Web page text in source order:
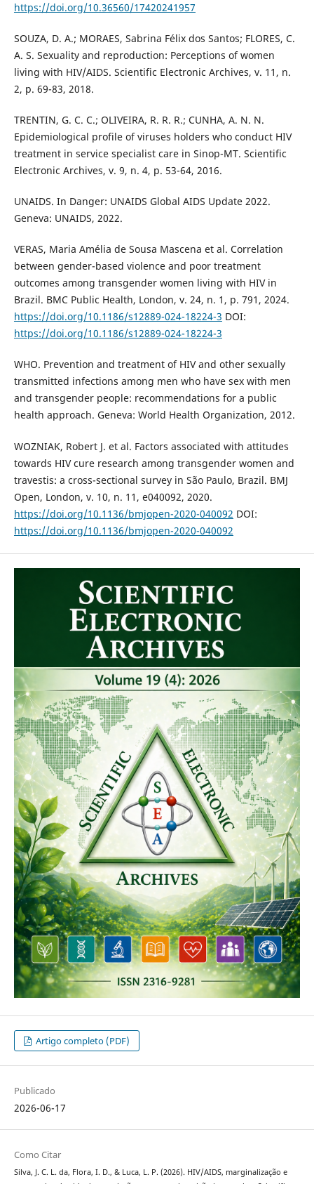
https://doi.org/10.36560/17420241957
SOUZA, D. A.; MORAES, Sabrina Félix dos Santos; FLORES, C.
A. S. Sexuality and reproduction: Perceptions of women
living with HIV/AIDS. Scientific Electronic Archives, v. 11, n.
2, p. 69-83, 2018.
TRENTIN, G. C. C.; OLIVEIRA, R. R. R.; CUNHA, A. N. N.
Epidemiological profile of viruses holders who conduct HIV
treatment in service specialist care in Sinop-MT. Scientific
Electronic Archives, v. 9, n. 4, p. 53-64, 2016.
UNAIDS. In Danger: UNAIDS Global AIDS Update 2022.
Geneva: UNAIDS, 2022.
VERAS, Maria Amélia de Sousa Mascena et al. Correlation
between gender-based violence and poor treatment
outcomes among transgender women living with HIV in
Brazil. BMC Public Health, London, v. 24, n. 1, p. 791, 2024.
https://doi.org/10.1186/s12889-024-18224-3 DOI:
https://doi.org/10.1186/s12889-024-18224-3
WHO. Prevention and treatment of HIV and other sexually
transmitted infections among men who have sex with men
and transgender people: recommendations for a public
health approach. Geneva: World Health Organization, 2012.
WOZNIAK, Robert J. et al. Factors associated with attitudes
towards HIV cure research among transgender women and
travestis: a cross-sectional survey in São Paulo, Brazil. BMJ
Open, London, v. 10, n. 11, e040092, 2020.
https://doi.org/10.1136/bmjopen-2020-040092 DOI:
https://doi.org/10.1136/bmjopen-2020-040092
Artigo completo (PDF)
Publicado
2026-06-17
Como Citar
Silva, J. C. L. da, Flora, I. D., & Luca, L. P. (2026). HIV/AIDS, marginalização e